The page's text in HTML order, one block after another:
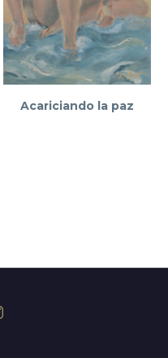
Acariciando la paz